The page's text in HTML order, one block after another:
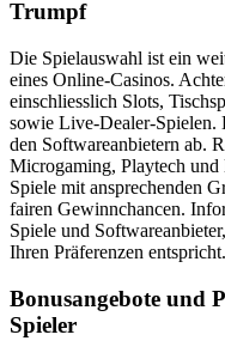
Trumpf
Die Spielauswahl ist ein
eines Online-Casinos.
einschliesslich Slots,
sowie Live-Dealer-Spielen.
den Softwareanbietern ab.
Microgaming, Playtech
Spiele mit ansprechenden
fairen Gewinnchancen.
Spiele und
Ihren Präferenzen entspricht.
Bonusangebote und
Spieler